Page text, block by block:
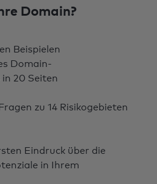
Domain?
Beispielen
Domain-
20 Seiten
zu 14 Risikogebieten
Eindruck über die
in Ihrem